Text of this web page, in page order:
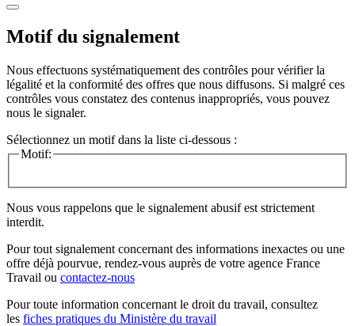
Motif du signalement
Nous effectuons systématiquement des contrôles pour vérifier la
légalité et la conformité des offres que nous diffusons. Si malgré ces
contrôles vous constatez des contenus inappropriés, vous pouvez
nous le signaler.
Sélectionnez un motif dans la liste ci-dessous :
Motif:
Nous vous rappelons que le signalement abusif est strictement
interdit.
Pour tout signalement concernant des informations inexactes ou une
offre déjà pourvue, rendez-vous auprès de votre agence France
Travail ou contactez-nous
Pour toute information concernant le droit du travail, consultez
les fiches pratiques du Ministère du travail